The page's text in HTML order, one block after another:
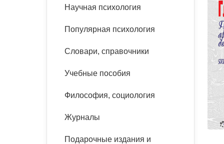
психотерапии
Классический, эриксоновский
психоанализ
Научная психология
Популярная психология
Словари, справочники
Учебные пособия
Философия, социология
Журналы
Подарочные издания и